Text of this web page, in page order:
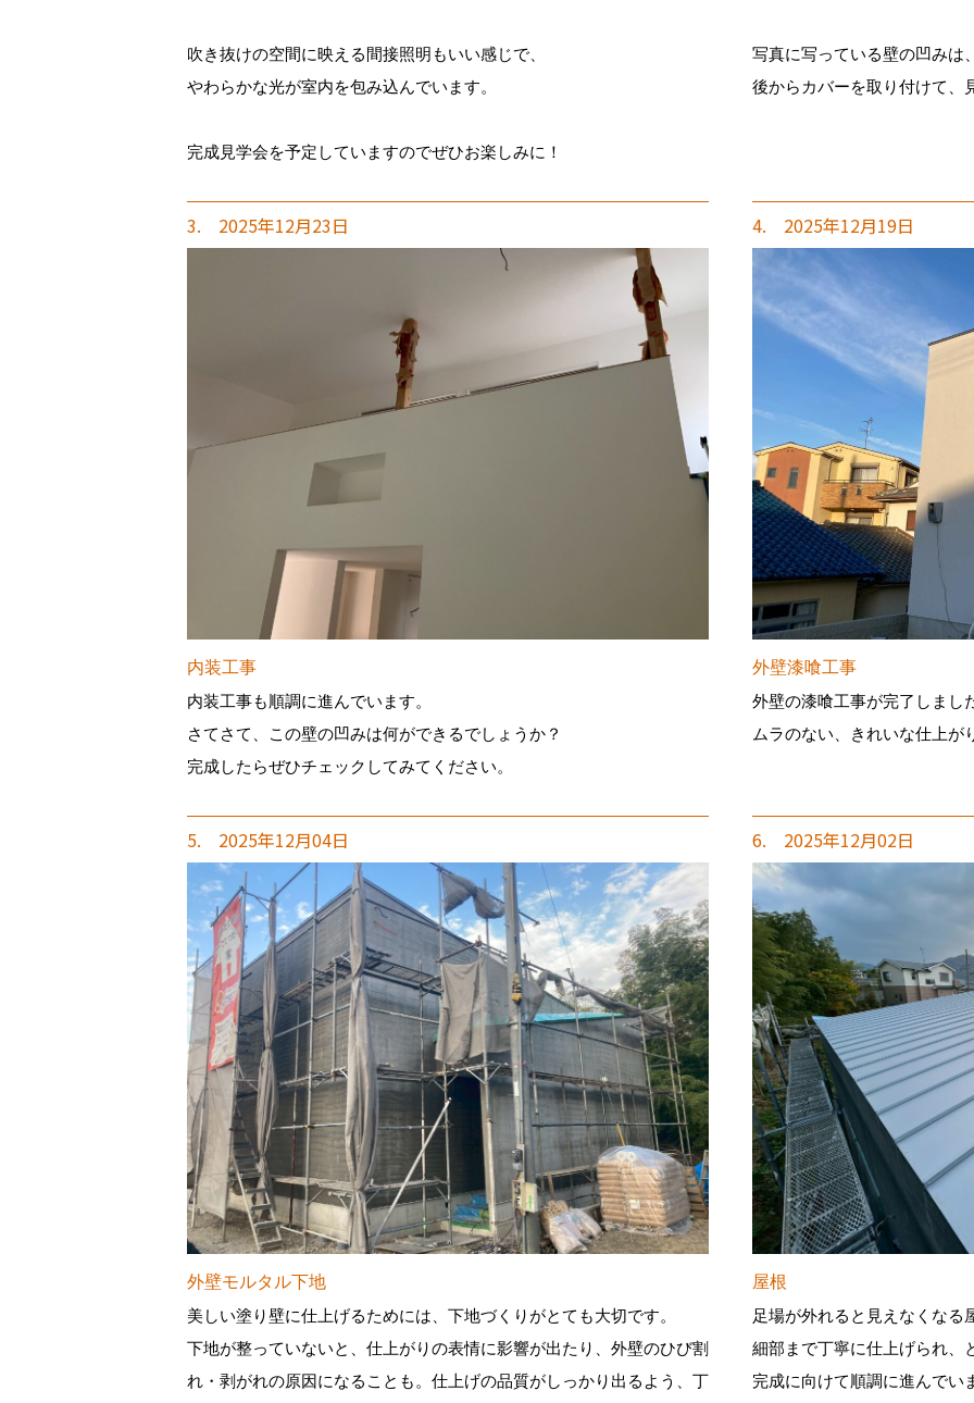
吹き抜けの空間に映える間接照明もいい感じで、
やわらかな光が室内を包み込んでいます。
完成見学会を予定していますのでぜひお楽しみに！
写真に写っている壁の凹みは
後からカバーを取り付けて、
3. 2025年12月23日
内装工事
内装工事も順調に進んでいます。
さてさて、この壁の凹みは何ができるでしょうか？
完成したらぜひチェックしてみてください。
4. 2025年12月19日
外壁漆喰工事
外壁の漆喰工事が完了しまし
ムラのない、きれいな仕上が
5. 2025年12月04日
外壁モルタル下地
美しい塗り壁に仕上げるためには、下地づくりがとても大切です。
下地が整っていないと、仕上がりの表情に影響が出たり、外壁のひび割
れ・剥がれの原因になることも。仕上げの品質がしっかり出るよう、丁
6. 2025年12月02日
屋根
足場が外れると見えなくなる
細部まで丁寧に仕上げられ、
完成に向けて順調に進んでい